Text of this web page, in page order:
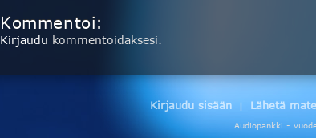
Kommentoi:
Kirjaudu kommentoidaksesi.
Kirjaudu sisään | Lähetä
Audiopankki -